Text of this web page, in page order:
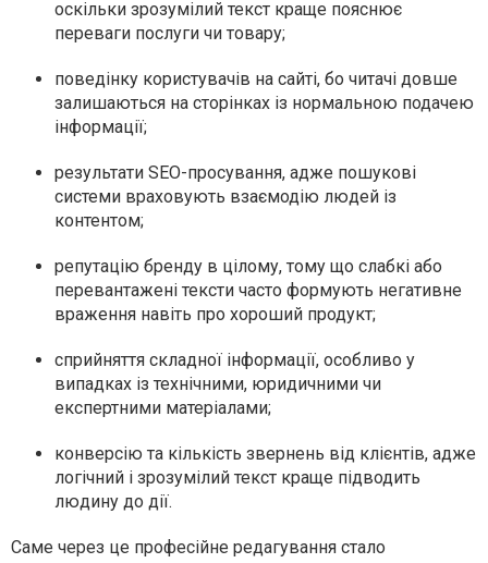
оскільки зрозумілий текст краще пояснює
переваги послуги чи товару;
поведінку користувачів на сайті, бо читачі довше
залишаються на сторінках із нормальною подачею
інформації;
результати SEO-просування, адже пошукові
системи враховують взаємодію людей із
контентом;
репутацію бренду в цілому, тому що слабкі або
перевантажені тексти часто формують негативне
враження навіть про хороший продукт;
сприйняття складної інформації, особливо у
випадках із технічними, юридичними чи
експертними матеріалами;
конверсію та кількість звернень від клієнтів, адже
логічний і зрозумілий текст краще підводить
людину до дії.
Саме через це професійне редагування стало